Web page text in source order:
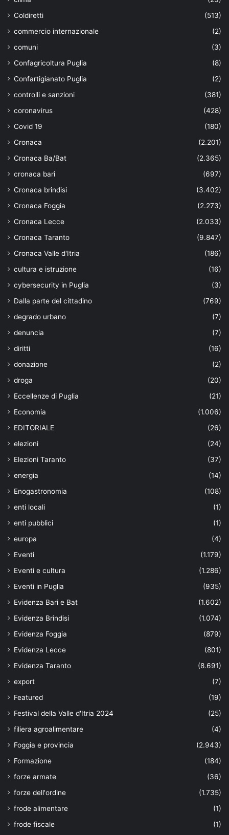
Coldiretti
(513)
commercio internazionale
(2)
comuni
(3)
Confagricoltura Puglia
(8)
Confartigianato Puglia
(2)
controlli e sanzioni
(381)
coronavirus
(428)
Covid 19
(180)
Cronaca
(2.201)
Cronaca Ba/Bat
(2.365)
cronaca bari
(697)
Cronaca brindisi
(3.402)
Cronaca Foggia
(2.273)
Cronaca Lecce
(2.033)
Cronaca Taranto
(9.847)
Cronaca Valle d'Itria
(186)
cultura e istruzione
(16)
cybersecurity in Puglia
(3)
Dalla parte del cittadino
(769)
degrado urbano
(7)
denuncia
(7)
diritti
(16)
donazione
(2)
droga
(20)
Eccellenze di Puglia
(21)
Economia
(1.006)
EDITORIALE
(26)
elezioni
(24)
Elezioni Taranto
(37)
energia
(14)
Enogastronomia
(108)
enti locali
(1)
enti pubblici
(1)
europa
(4)
Eventi
(1.179)
Eventi e cultura
(1.286)
Eventi in Puglia
(935)
Evidenza Bari e Bat
(1.602)
Evidenza Brindisi
(1.074)
Evidenza Foggia
(879)
Evidenza Lecce
(801)
Evidenza Taranto
(8.691)
export
(7)
Featured
(19)
Festival della Valle d'Itria 2024
(25)
filiera agroalimentare
(4)
Foggia e provincia
(2.943)
Formazione
(184)
forze armate
(36)
forze dell'ordine
(1.735)
frode alimentare
(1)
frode fiscale
(1)